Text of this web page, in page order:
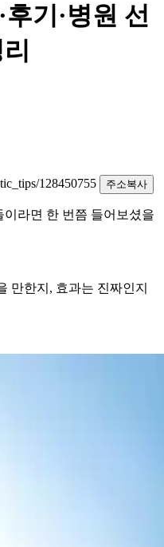
기·병원 선
128450755
주소복사
라면 한 번쯤 들어보셨을
만한지, 효과는 진짜인지